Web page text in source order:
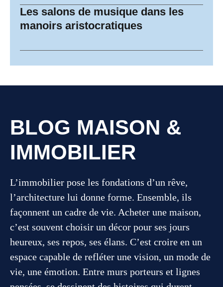
Les salons de musique dans les
manoirs aristocratiques
BLOG MAISON &
IMMOBILIER
L’immobilier pose les fondations d’un rêve,
l’architecture lui donne forme. Ensemble, ils
façonnent un cadre de vie. Acheter une maison,
c’est souvent choisir un décor pour ses jours
heureux, ses repos, ses élans. C’est croire en un
espace capable de refléter une vision, un mode de
vie, une émotion. Entre murs porteurs et lignes